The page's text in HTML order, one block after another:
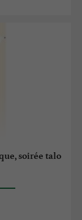
soirée talo